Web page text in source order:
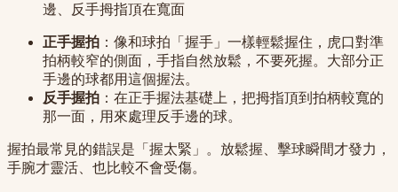
邊、反手拇指頂在寬面
正手握拍 ：像和球拍「握手」一樣輕鬆握住，虎口對準
拍柄較窄的側面，手指自然放鬆，不要死握。大部分正
手邊的球都用這個握法。
反手握拍 ：在正手握法基礎上，把拇指頂到拍柄較寬的
那一面，用來處理反手邊的球。
握拍最常見的錯誤是「握太緊」。放鬆握、擊球瞬間才發力，
手腕才靈活、也比較不會受傷。